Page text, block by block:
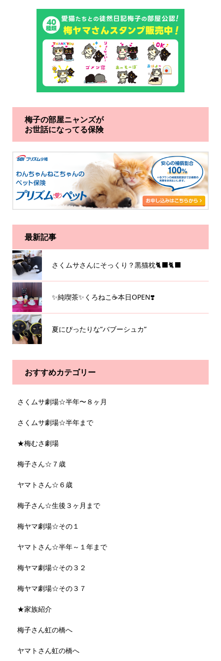
梅子の部屋ニャンズが
お世話になってる保険
最新記事
さくムサさんにそっくり？黒猫枕🐈‍⬛🐈‍⬛
✨純喫茶✨くろねこ☕️本日OPEN❣️
夏にぴったりな”バブーシュカ”
おすすめカテゴリー
さくムサ劇場☆半年〜８ヶ月
さくムサ劇場☆半年まで
★梅むさ劇場
梅子さん☆７歳
ヤマトさん☆６歳
梅子さん☆生後３ヶ月まで
梅ヤマ劇場☆その１
ヤマトさん☆半年～１年まで
梅ヤマ劇場☆その３２
梅ヤマ劇場☆その３７
★家族紹介
梅子さん虹の橋へ
ヤマトさん虹の橋へ